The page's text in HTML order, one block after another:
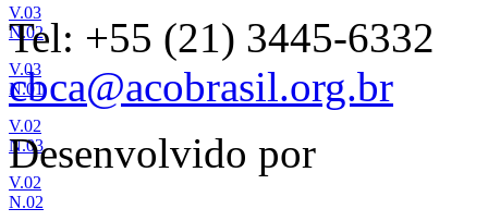
V.03
N.02
V.03
N.01
V.02
N.03
V.02
N.02
Tel: +55 (21) 3445-6332
cbca@acobrasil.org.br
Desenvolvido por